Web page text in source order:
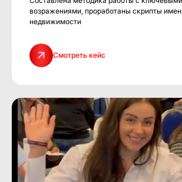
возражениями, проработаны скрипты
недвижимости
Смотреть кейс